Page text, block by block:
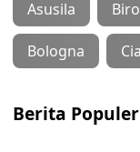
Asusila
Bologna
Berita Populer